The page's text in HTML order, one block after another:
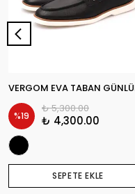
%19
₺ 5,300.00
₺ 4,300.00
SEPETE EKLE